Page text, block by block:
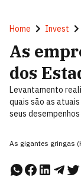
Home Invest
As
dos
Levantamento
quais são as
seus
As gigantes gringas